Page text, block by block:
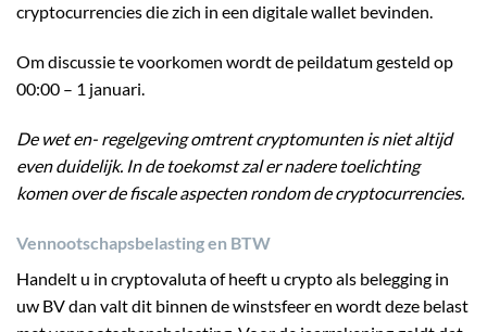
cryptocurrencies die zich in een digitale wallet bevinden.
Om discussie te voorkomen wordt de peildatum gesteld op
00:00 – 1 januari.
De wet en- regelgeving omtrent cryptomunten is niet altijd
even duidelijk. In de toekomst zal er nadere toelichting
komen over de fiscale aspecten rondom de cryptocurrencies.
Vennootschapsbelasting en BTW
Handelt u in cryptovaluta of heeft u crypto als belegging in
uw BV dan valt dit binnen de winstsfeer en wordt deze belast